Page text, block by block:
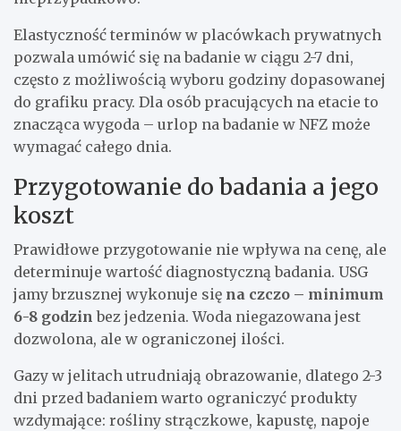
Elastyczność terminów w placówkach prywatnych
pozwala umówić się na badanie w ciągu 2-7 dni,
często z możliwością wyboru godziny dopasowanej
do grafiku pracy. Dla osób pracujących na etacie to
znacząca wygoda – urlop na badanie w NFZ może
wymagać całego dnia.
Przygotowanie do badania a jego
koszt
Prawidłowe przygotowanie nie wpływa na cenę, ale
determinuje wartość diagnostyczną badania. USG
jamy brzusznej wykonuje się na czczo – minimum
6-8 godzin bez jedzenia. Woda niegazowana jest
dozwolona, ale w ograniczonej ilości.
Gazy w jelitach utrudniają obrazowanie, dlatego 2-3
dni przed badaniem warto ograniczyć produkty
wzdymające: rośliny strączkowe, kapustę, napoje